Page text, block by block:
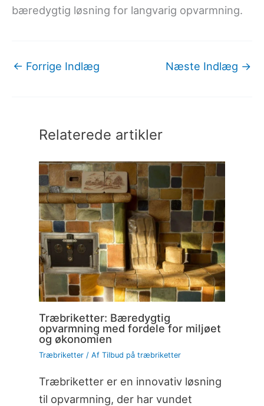
bæredygtig løsning for langvarig opvarmning.
← Forrige Indlæg Næste Indlæg →
Relaterede artikler
Træbriketter: Bæredygtig
opvarmning med fordele for miljøet
og økonomien
Træbriketter/ Af Tilbud på træbriketter
Træbriketter er en innovativ løsning
til opvarmning, der har vundet